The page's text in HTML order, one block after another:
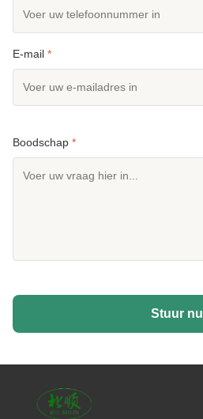
E-mail *
Boodschap *
Stuur nu